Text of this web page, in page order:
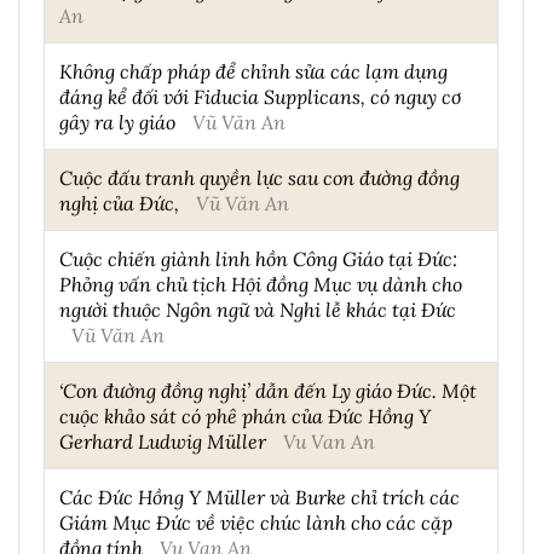
An
Không chấp pháp để chỉnh sửa các lạm dụng
đáng kể đối với Fiducia Supplicans, có nguy cơ
gây ra ly giáo
Vũ Văn An
Cuộc đấu tranh quyền lực sau con đường đồng
nghị của Đức,
Vũ Văn An
Cuộc chiến giành linh hồn Công Giáo tại Đức:
Phỏng vấn chủ tịch Hội đồng Mục vụ dành cho
người thuộc Ngôn ngữ và Nghi lễ khác tại Đức
Vũ Văn An
‘Con đường đồng nghị’ dẫn đến Ly giáo Đức. Một
cuộc khảo sát có phê phán của Đức Hồng Y
Gerhard Ludwig Müller
Vu Van An
Các Đức Hồng Y Müller và Burke chỉ trích các
Giám Mục Đức về việc chúc lành cho các cặp
đồng tính
Vu Van An